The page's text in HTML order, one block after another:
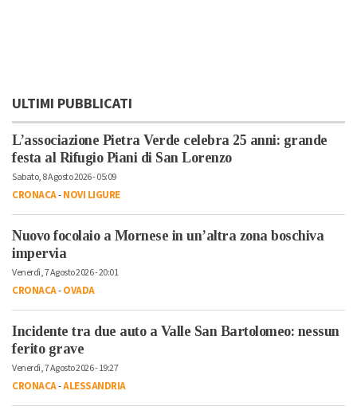
ULTIMI PUBBLICATI
L’associazione Pietra Verde celebra 25 anni: grande
festa al Rifugio Piani di San Lorenzo
Sabato, 8 Agosto 2026 - 05:09
CRONACA-NOVI LIGURE
Nuovo focolaio a Mornese in un’altra zona boschiva
impervia
Venerdì, 7 Agosto 2026 - 20:01
CRONACA-OVADA
Incidente tra due auto a Valle San Bartolomeo: nessun
ferito grave
Venerdì, 7 Agosto 2026 - 19:27
CRONACA-ALESSANDRIA